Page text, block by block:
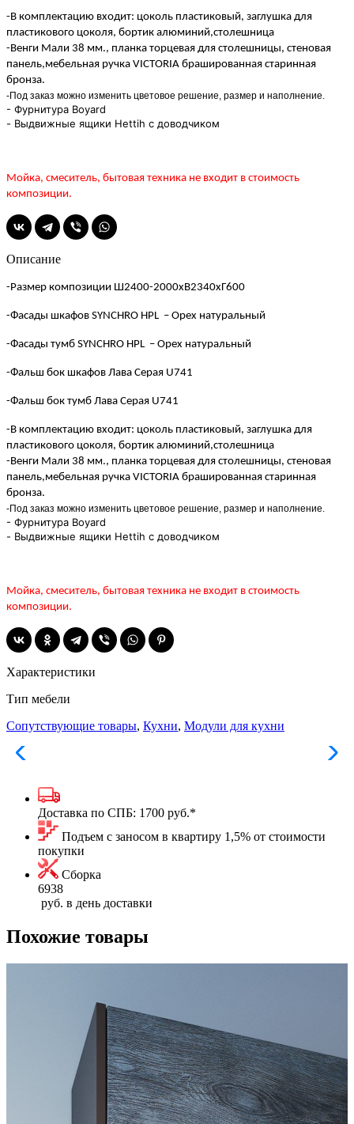
-В комплектацию входит: цоколь пластиковый, заглушка для
пластикового цоколя, бортик алюминий,столешница
-Венги Мали 38 мм., планка торцевая для столешницы, стеновая
панель,мебельная ручка VICTORIA брашированная старинная
бронза.
-Под заказ можно изменить цветовое решение, размер и наполнение.
- Фурнитура Boyard
- Выдвижные ящики Hettih с доводчиком
Мойка, смеситель, бытовая техника не входит в стоимость
композиции.
Описание
-Размер композиции Ш2400-2000хВ2340хГ600
-Фасады шкафов SYNCHRO HPL – Орех натуральный
-Фасады тумб SYNCHRO HPL – Орех натуральный
-Фальш бок шкафов Лава Серая U741
-Фальш бок тумб Лава Серая U741
-В комплектацию входит: цоколь пластиковый, заглушка для
пластикового цоколя, бортик алюминий,столешница
-Венги Мали 38 мм., планка торцевая для столешницы, стеновая
панель,мебельная ручка VICTORIA брашированная старинная
бронза.
-Под заказ можно изменить цветовое решение, размер и наполнение.
- Фурнитура Boyard
- Выдвижные ящики Hettih с доводчиком
Мойка, смеситель, бытовая техника не входит в стоимость
композиции.
Характеристики
Тип мебели
Сопутствующие товары, Кухни, Модули для кухни
Доставка по СПБ: 1700 руб.*
Подъем с заносом в квартиру 1,5% от стоимости
покупки
Сборка
6938
руб. в день доставки
Похожие товары